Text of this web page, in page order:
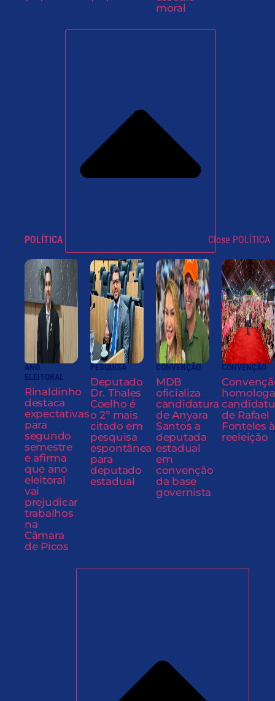
moral
POLÍTICA Close POLÍTICA
ANO
ELEITORAL
Rinaldinho
destaca
expectativas
para
segundo
semestre
e afirma
que ano
eleitoral
vai
prejudicar
trabalhos
na
Câmara
de Picos
PESQUISA
Deputado
Dr. Thales
Coelho é
o 2º mais
citado em
pesquisa
espontânea
para
deputado
estadual
CONVENÇÃO
MDB
oficializa
candidatura
de Anyara
Santos a
deputada
estadual
em
convenção
da base
governista
CONVENÇÃO
homologa
de Rafael
Fonteles à
reeleição